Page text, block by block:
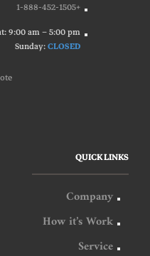
+1-888-452-1505
9:00 am – 5:00 pm,
Sunday:CLOSED
ote
QUICK LINKS
Company
How it’s Work
Service